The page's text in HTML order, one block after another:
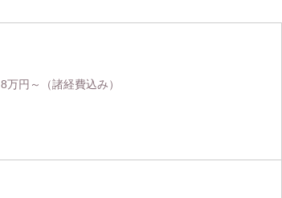
8万円～
（諸経費込み）